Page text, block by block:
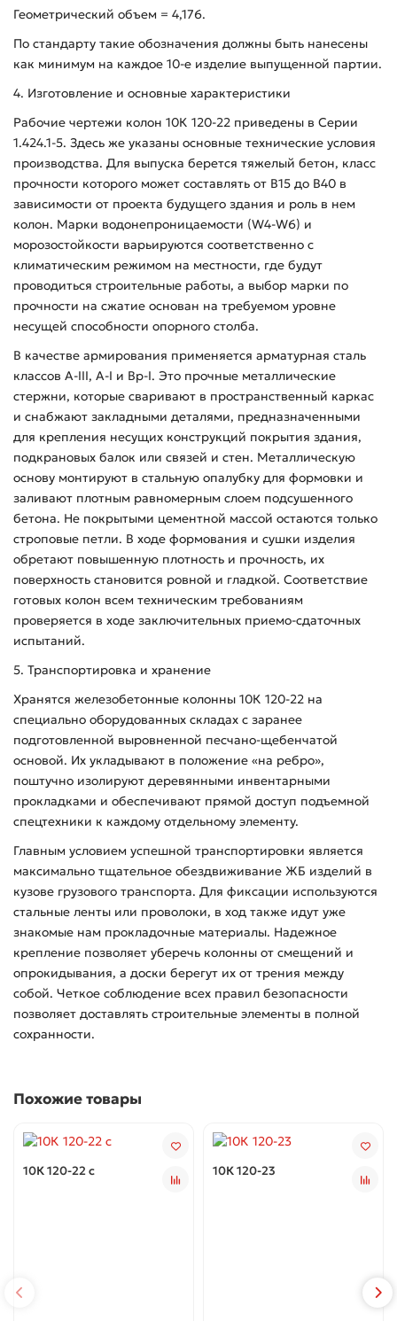
Геометрический объем = 4,176.
По стандарту такие обозначения должны быть нанесены
как минимум на каждое 10-е изделие выпущенной партии.
4. Изготовление и основные характеристики
Рабочие чертежи колон 10К 120-22 приведены в Серии
1.424.1-5. Здесь же указаны основные технические условия
производства. Для выпуска берется тяжелый бетон, класс
прочности которого может составлять от В15 до В40 в
зависимости от проекта будущего здания и роль в нем
колон. Марки водонепроницаемости (W4-W6) и
морозостойкости варьируются соответственно с
климатическим режимом на местности, где будут
проводиться строительные работы, а выбор марки по
прочности на сжатие основан на требуемом уровне
несущей способности опорного столба.
В качестве армирования применяется арматурная сталь
классов А-ІІІ, А-І и Вр-І. Это прочные металлические
стержни, которые сваривают в пространственный каркас
и снабжают закладными деталями, предназначенными
для крепления несущих конструкций покрытия здания,
подкрановых балок или связей и стен. Металлическую
основу монтируют в стальную опалубку для формовки и
заливают плотным равномерным слоем подсушенного
бетона. Не покрытыми цементной массой остаются только
строповые петли. В ходе формования и сушки изделия
обретают повышенную плотность и прочность, их
поверхность становится ровной и гладкой. Соответствие
готовых колон всем техническим требованиям
проверяется в ходе заключительных приемо-сдаточных
испытаний.
5. Транспортировка и хранение
Хранятся железобетонные колонны 10К 120-22 на
специально оборудованных складах с заранее
подготовленной выровненной песчано-щебенчатой
основой. Их укладывают в положение «на ребро»,
поштучно изолируют деревянными инвентарными
прокладками и обеспечивают прямой доступ подъемной
спецтехники к каждому отдельному элементу.
Главным условием успешной транспортировки является
максимально тщательное обездвиживание ЖБ изделий в
кузове грузового транспорта. Для фиксации используются
стальные ленты или проволоки, в ход также идут уже
знакомые нам прокладочные материалы. Надежное
крепление позволяет уберечь колонны от смещений и
опрокидывания, а доски берегут их от трения между
собой. Четкое соблюдение всех правил безопасности
позволяет доставлять строительные элементы в полной
сохранности.
Похожие товары
10К 120-22 с 10К 120-23